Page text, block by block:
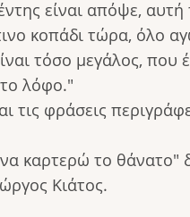
είναι απόψε,
κοπάδι τώρα, όλο
τόσο μεγάλος, που
λόφο."
τις φράσεις
καρτερώ το θάνατο"
Κιάτος.